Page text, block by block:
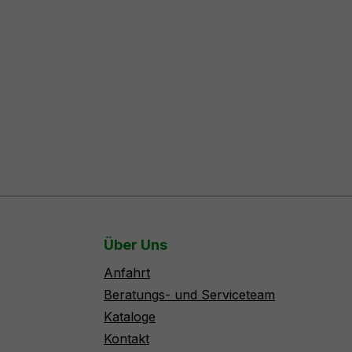
Über Uns
Anfahrt
Beratungs- und Serviceteam
Kataloge
Kontakt